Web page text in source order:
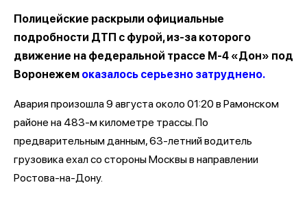
Полицейские раскрыли официальные
подробности ДТП с фурой, из-за которого
движение на федеральной трассе М-4 «Дон» под
Воронежем оказалось серьезно затруднено.
Авария произошла 9 августа около 01:20 в Рамонском
районе на 483-м километре трассы. По
предварительным данным, 63-летний водитель
грузовика ехал со стороны Москвы в направлении
Ростова-на-Дону.